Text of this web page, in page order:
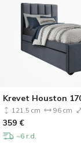
Krevet Houston
121.5 cm 96 cm
359 €
~6 r.d.